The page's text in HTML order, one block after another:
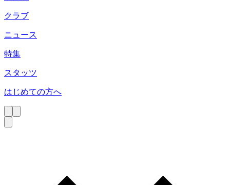
クラブ
ニュース
特集
スタッツ
はじめての方へ